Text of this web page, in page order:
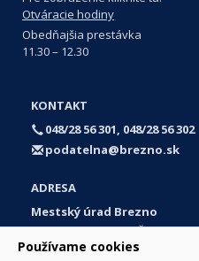
Používame cookies
Otváracie hodiny
Obedňajšia prestávka
11.30 – 12.30
KONTAKT
048/28 56 301, 048/28 56 302
podatelna@brezno.sk
ADRESA
Mestský úrad Brezno
Námestie gen. M. R. Štefánika 1
977 01 Brezno